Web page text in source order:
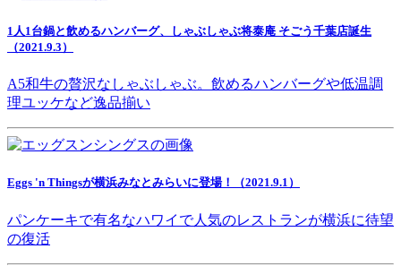
1人1台鍋と飲めるハンバーグ、しゃぶしゃぶ将泰庵 そごう千葉店誕生
（2021.9.3）
A5和牛の贅沢なしゃぶしゃぶ。飲めるハンバーグや低温調
理ユッケなど逸品揃い
Eggs 'n Thingsが横浜みなとみらいに登場！（2021.9.1）
パンケーキで有名なハワイで人気のレストランが横浜に待望
の復活